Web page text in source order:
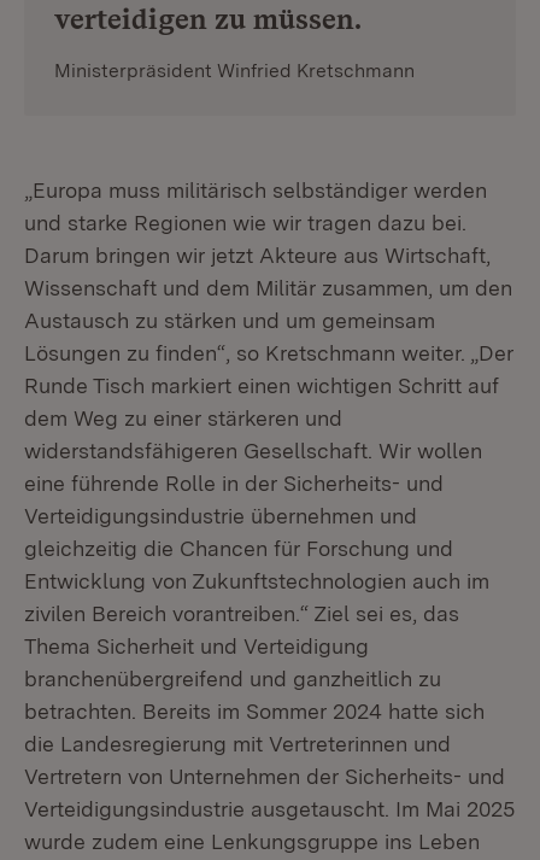
verteidigen zu müssen.
Ministerpräsident Winfried Kretschmann
„Europa muss militärisch selbständiger werden
und starke Regionen wie wir tragen dazu bei.
Darum bringen wir jetzt Akteure aus Wirtschaft,
Wissenschaft und dem Militär zusammen, um den
Austausch zu stärken und um gemeinsam
Lösungen zu finden“, so Kretschmann weiter. „Der
Runde Tisch markiert einen wichtigen Schritt auf
dem Weg zu einer stärkeren und
widerstandsfähigeren Gesellschaft. Wir wollen
eine führende Rolle in der Sicherheits- und
Verteidigungsindustrie übernehmen und
gleichzeitig die Chancen für Forschung und
Entwicklung von Zukunftstechnologien auch im
zivilen Bereich vorantreiben.“ Ziel sei es, das
Thema Sicherheit und Verteidigung
branchenübergreifend und ganzheitlich zu
betrachten. Bereits im Sommer 2024 hatte sich
die Landesregierung mit Vertreterinnen und
Vertretern von Unternehmen der Sicherheits- und
Verteidigungsindustrie ausgetauscht. Im Mai 2025
wurde zudem eine Lenkungsgruppe ins Leben